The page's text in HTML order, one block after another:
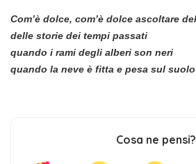
Com’è dolce, com’è dolce ascoltare
delle storie dei tempi passati
quando i rami degli alberi son neri
quando la neve è fitta e pesa sul
Cosa ne pensi?